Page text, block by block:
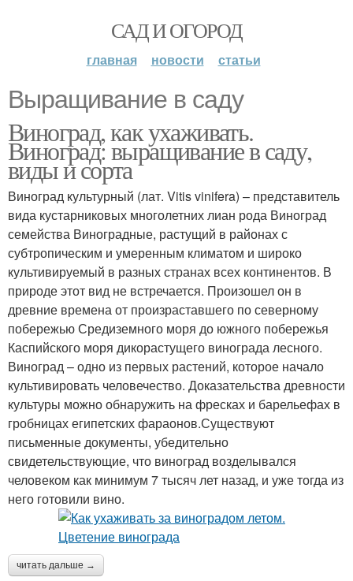
САД И ОГОРОД
главная новости статьи
Выращивание в саду
Виноград, как ухаживать.
Виноград: выращивание в саду,
виды и сорта
Виноград культурный (лат. Vitis vinifera) – представитель
вида кустарниковых многолетних лиан рода Виноград
семейства Виноградные, растущий в районах с
субтропическим и умеренным климатом и широко
культивируемый в разных странах всех континентов. В
природе этот вид не встречается. Произошел он в
древние времена от произраставшего по северному
побережью Средиземного моря до южного побережья
Каспийского моря дикорастущего винограда лесного.
Виноград – одно из первых растений, которое начало
культивировать человечество. Доказательства древности
культуры можно обнаружить на фресках и барельефах в
гробницах египетских фараонов.Существуют
письменные документы, убедительно
свидетельствующие, что виноград возделывался
человеком как минимум 7 тысяч лет назад, и уже тогда из
него готовили вино.
читать дальше →